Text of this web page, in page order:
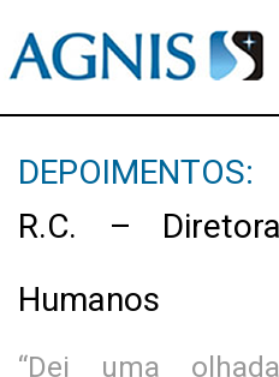
DEPOIMENTOS:
R.C. –
Humanos
“Dei uma